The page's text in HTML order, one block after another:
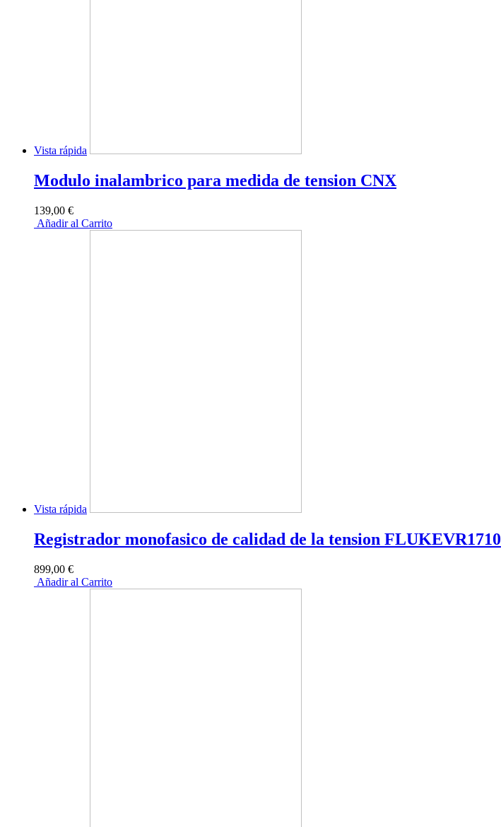
Vista rápida
Modulo inalambrico para medida de tension CNX
139,00 €
Añadir al Carrito
Vista rápida
Registrador monofasico de calidad de la tension FLUKEVR1710
899,00 €
Añadir al Carrito